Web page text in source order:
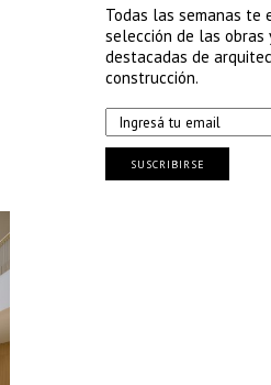
Todas las semanas te
selección de las obras
destacadas de
construcción.
SUSCRIBIRSE